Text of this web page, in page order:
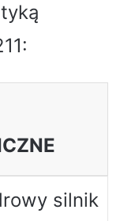
silnik